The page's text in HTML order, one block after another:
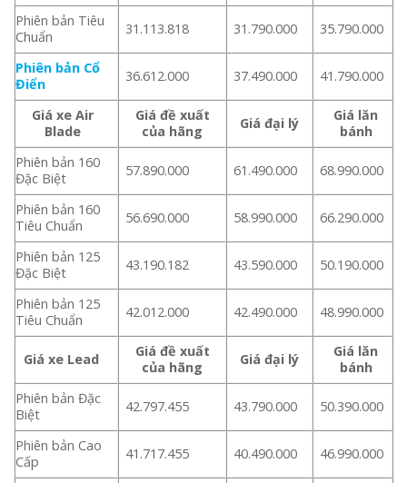
Phiên bản Tiêu
Chuẩn
31.113.818 31.790.000 35.790.000
Phiên bản Cổ
Điển
36.612.000 37.490.000 41.790.000
Giá xe Air
Blade
Giá đề xuất
của hãng
Giá đại lý
Giá lăn
bánh
Phiên bản 160
Đặc Biệt
57.890.000 61.490.000 68.990.000
Phiên bản 160
Tiêu Chuẩn
56.690.000 58.990.000 66.290.000
Phiên bản 125
Đặc Biệt
43.190.182 43.590.000 50.190.000
Phiên bản 125
Tiêu Chuẩn
42.012.000 42.490.000 48.990.000
Giá xe Lead
Giá đề xuất
của hãng
Giá đại lý
Giá lăn
bánh
Phiên bản Đặc
Biệt
42.797.455 43.790.000 50.390.000
Phiên bản Cao
Cấp
41.717.455 40.490.000 46.990.000